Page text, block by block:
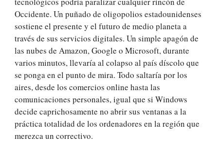
Occidente. Un puñado de oligopolios estadounidenses
sostiene el presente y el futuro de medio planeta a
través de sus servicios digitales. Un simple apagón de
las nubes de Amazon, Google o Microsoft, durante
varios minutos, llevaría al colapso al país díscolo que
se ponga en el punto de mira. Todo saltaría por los
aires, desde los comercios online hasta las
comunicaciones personales, igual que si Windows
decide caprichosamente no abrir sus ventanas a la
práctica totalidad de los ordenadores en la región que
merezca un correctivo.